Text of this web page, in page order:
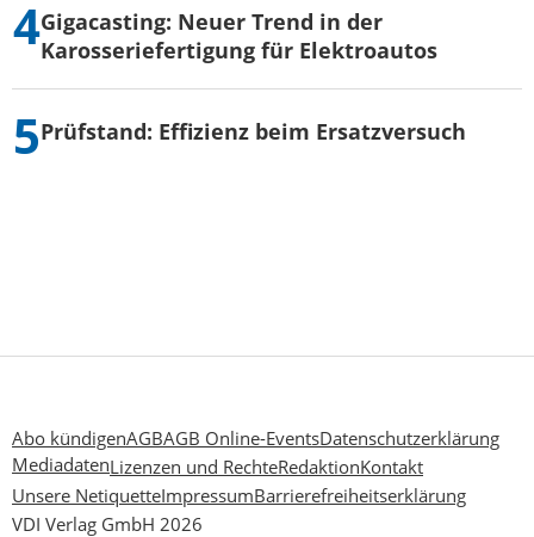
Gigacasting: Neuer Trend in der
Karosseriefertigung für Elektroautos
Prüfstand: Effizienz beim Ersatzversuch
Abo kündigenAGBAGB Online-EventsDatenschutzerklärung
MediadatenLizenzen und RechteRedaktionKontakt
Unsere NetiquetteImpressumBarrierefreiheitserklärung
VDI Verlag GmbH 2026